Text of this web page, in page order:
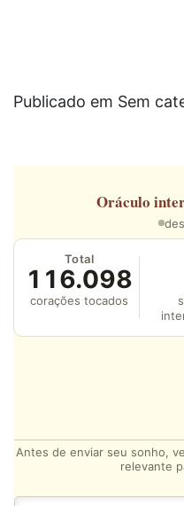
Publicado em Sem
Oráculo
Total
116.098
corações tocados
Antes de enviar seu sonho,
relevante